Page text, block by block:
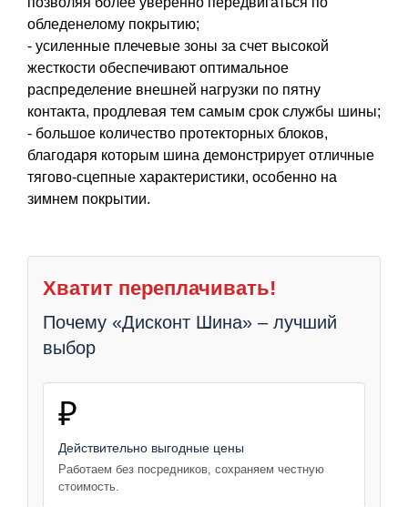
обледенелому покрытию;
- усиленные плечевые зоны за счет высокой
жесткости обеспечивают оптимальное
распределение внешней нагрузки по пятну
контакта, продлевая тем самым срок службы шины;
- большое количество протекторных блоков,
благодаря которым шина демонстрирует отличные
тягово-сцепные характеристики, особенно на
зимнем покрытии.
Хватит переплачивать!
Почему «Дисконт Шина» – лучший
выбор
₽
Действительно выгодные цены
Работаем без посредников, сохраняем честную
стоимость.